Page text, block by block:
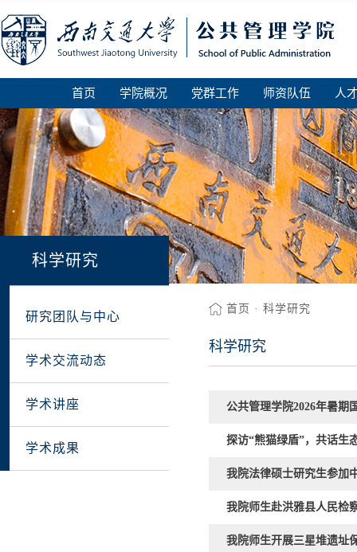
首页 学院概况 党群工作 师资队伍 人
科学研究
研究团队与中心
学术交流动态
学术讲座
学术成果
首页 · 科学研究
科学研究
公共管理学院2026年暑期
探访“熊猫绿盾”，共话
我院法律硕士研究生参加
我院师生赴洪雅县人民检
我院师生开展三星堆遗址